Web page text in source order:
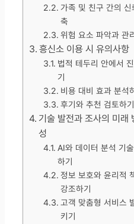
가족 및 친구 간의 신
축
위험 요소 파악과 관
흥신소 이용 시 유의사항
법적 테두리 안에서
기
비용 대비 효과 분석
후기와 추천 검토하기
기술 발전과 조사의 미래
성
AI와 데이터 분석 기
하기
정보 보호와 윤리적
강조하기
고객 맞춤형 서비스
키기